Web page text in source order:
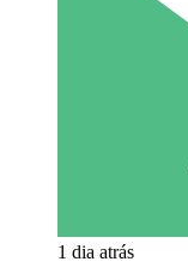
1 dia atrás